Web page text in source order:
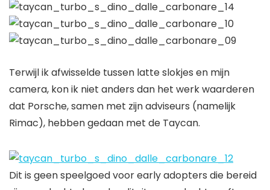
Terwijl ik afwisselde tussen latte slokjes en mijn
camera, kon ik niet anders dan het werk waarderen
dat Porsche, samen met zijn adviseurs (namelijk
Rimac), hebben gedaan met de Taycan.
Dit is geen speelgoed voor early adopters die bereid